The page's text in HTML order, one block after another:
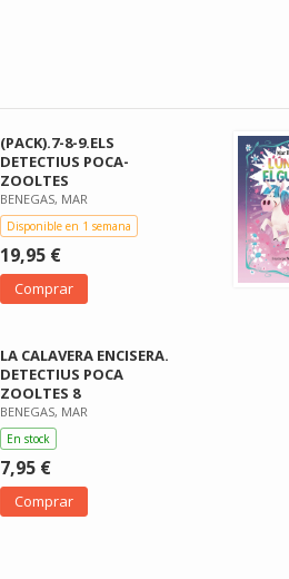
(PACK).7-8-9.ELS
DETECTIUS POCA-
ZOOLTES
BENEGAS, MAR
Disponible en 1 semana
19,95 €
Comprar
LA CALAVERA ENCISERA.
DETECTIUS POCA
ZOOLTES 8
BENEGAS, MAR
En stock
7,95 €
Comprar